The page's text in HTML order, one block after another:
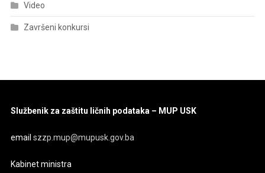
Video
Završeni konkursi
Službenik za zaštitu ličnih podataka – MUP USK
emailszzp.mup@mupusk.gov.ba
Kabinet ministra